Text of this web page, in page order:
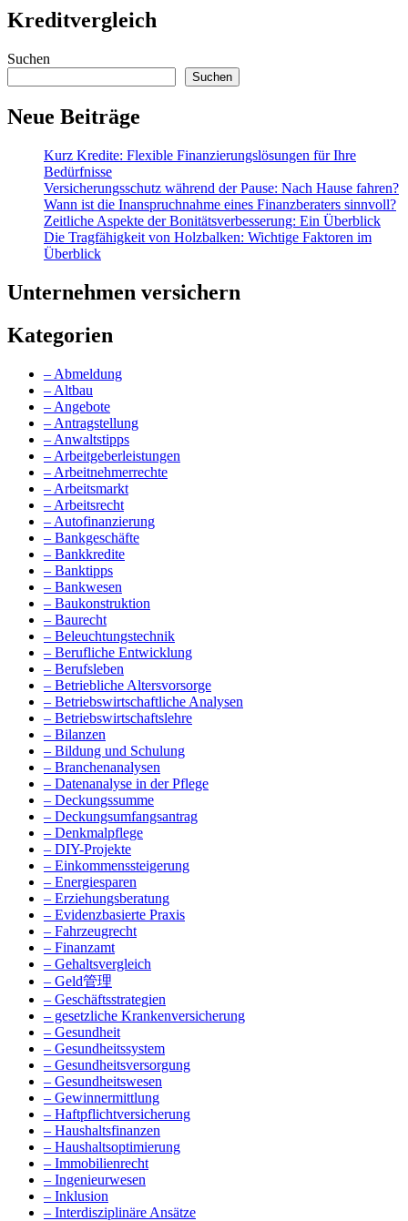
Kreditvergleich
Suchen
Suchen
Neue Beiträge
Kurz Kredite: Flexible Finanzierungslösungen für Ihre
Bedürfnisse
Versicherungsschutz während der Pause: Nach Hause fahren?
Wann ist die Inanspruchnahme eines Finanzberaters sinnvoll?
Zeitliche Aspekte der Bonitätsverbesserung: Ein Überblick
Die Tragfähigkeit von Holzbalken: Wichtige Faktoren im
Überblick
Unternehmen versichern
Kategorien
– Abmeldung
– Altbau
– Angebote
– Antragstellung
– Anwaltstipps
– Arbeitgeberleistungen
– Arbeitnehmerrechte
– Arbeitsmarkt
– Arbeitsrecht
– Autofinanzierung
– Bankgeschäfte
– Bankkredite
– Banktipps
– Bankwesen
– Baukonstruktion
– Baurecht
– Beleuchtungstechnik
– Berufliche Entwicklung
– Berufsleben
– Betriebliche Altersvorsorge
– Betriebswirtschaftliche Analysen
– Betriebswirtschaftslehre
– Bilanzen
– Bildung und Schulung
– Branchenanalysen
– Datenanalyse in der Pflege
– Deckungssumme
– Deckungsumfangsantrag
– Denkmalpflege
– DIY-Projekte
– Einkommenssteigerung
– Energiesparen
– Erziehungsberatung
– Evidenzbasierte Praxis
– Fahrzeugrecht
– Finanzamt
– Gehaltsvergleich
– Geld管理
– Geschäftsstrategien
– gesetzliche Krankenversicherung
– Gesundheit
– Gesundheitssystem
– Gesundheitsversorgung
– Gesundheitswesen
– Gewinnermittlung
– Haftpflichtversicherung
– Haushaltsfinanzen
– Haushaltsoptimierung
– Immobilienrecht
– Ingenieurwesen
– Inklusion
– Interdisziplinäre Ansätze